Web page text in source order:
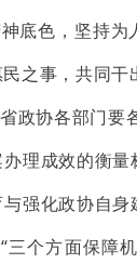
底色，坚持
之事，共同干
政协各部门要
理成效的衡
强化政协自
个方面保障